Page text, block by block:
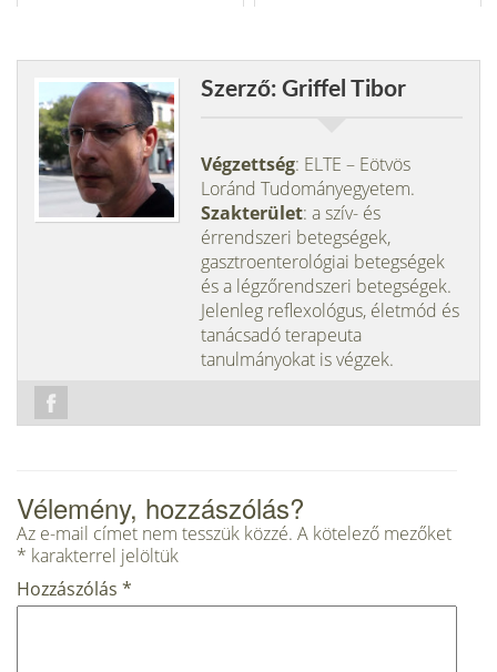
Szerző: Griffel Tibor
Végzettség: ELTE – Eötvös
Loránd Tudományegyetem.
Szakterület: a szív- és
érrendszeri betegségek,
gasztroenterológiai betegségek
és a légzőrendszeri betegségek.
Jelenleg reflexológus, életmód és
tanácsadó terapeuta
tanulmányokat is végzek.
Vélemény, hozzászólás?
Az e-mail címet nem tesszük közzé. A kötelező mezőket
* karakterrel jelöltük
Hozzászólás *